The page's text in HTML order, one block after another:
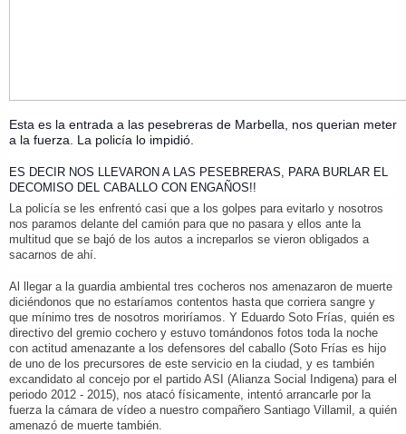
Esta es la entrada a las pesebreras de Marbella, nos querian meter
a la fuerza. La policía lo impidió.
ES DECIR NOS LLEVARON A LAS PESEBRERAS, PARA BURLAR EL
DECOMISO DEL CABALLO CON ENGAÑOS!!
La policía se les enfrentó casi que a los golpes para evitarlo y nosotros
nos paramos delante del camión para que no pasara y ellos ante la
multitud que se bajó de los autos a increparlos se vieron obligados a
sacarnos de ahí.
Al llegar a la guardia ambiental tres cocheros nos amenazaron de muerte
diciéndonos que no estaríamos contentos hasta que corriera sangre y
que mínimo tres de nosotros moriríamos. Y Eduardo Soto Frías, quién es
directivo del gremio cochero y estuvo tomándonos fotos toda la noche
con actitud amenazante a los defensores del caballo (Soto Frías es hijo
de uno de los precursores de este servicio en la ciudad, y es también
excandidato al concejo por el partido ASI (Alianza Social Indigena) para el
periodo 2012 - 2015), nos atacó físicamente, intentó arrancarle por la
fuerza la cámara de vídeo a nuestro compañero Santiago Villamil, a quién
amenazó de muerte también.